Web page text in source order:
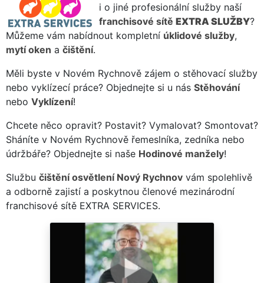
i o jiné profesionální služby naší
franchisové sítě EXTRA SLUŽBY?
Můžeme vám nabídnout kompletní úklidové služby,
mytí oken a čištění.
Měli byste v Novém Rychnově zájem o stěhovací služby
nebo vyklízecí práce? Objednejte si u nás Stěhování
nebo Vyklízení!
Chcete něco opravit? Postavit? Vymalovat? Smontovat?
Sháníte v Novém Rychnově řemeslníka, zedníka nebo
údržbáře? Objednejte si naše Hodinové manžely!
Službu čištění osvětlení Nový Rychnov vám spolehlivě
a odborně zajistí a poskytnou členové mezinárodní
franchisové sítě EXTRA SERVICES.